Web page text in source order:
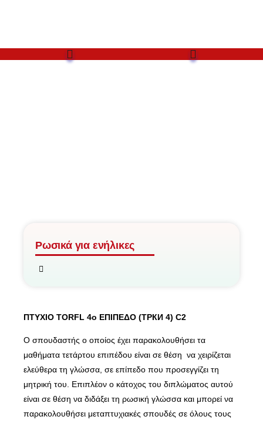
Ρωσικά για ενήλικες
ΠΤΥΧΙΟ TORFL 4ο ΕΠΙΠΕΔΟ (ТРКИ 4) C2
Ο σπουδαστής ο οποίος έχει παρακολουθήσει τα
μαθήματα τετάρτου επιπέδου είναι σε θέση να χειρίζεται
ελεύθερα τη γλώσσα, σε επίπεδο που προσεγγίζει τη
μητρική του. Επιπλέον ο κάτοχος του διπλώματος αυτού
είναι σε θέση να διδάξει τη ρωσική γλώσσα και μπορεί να
παρακολουθήσει μεταπτυχιακές σπουδές σε όλους τους